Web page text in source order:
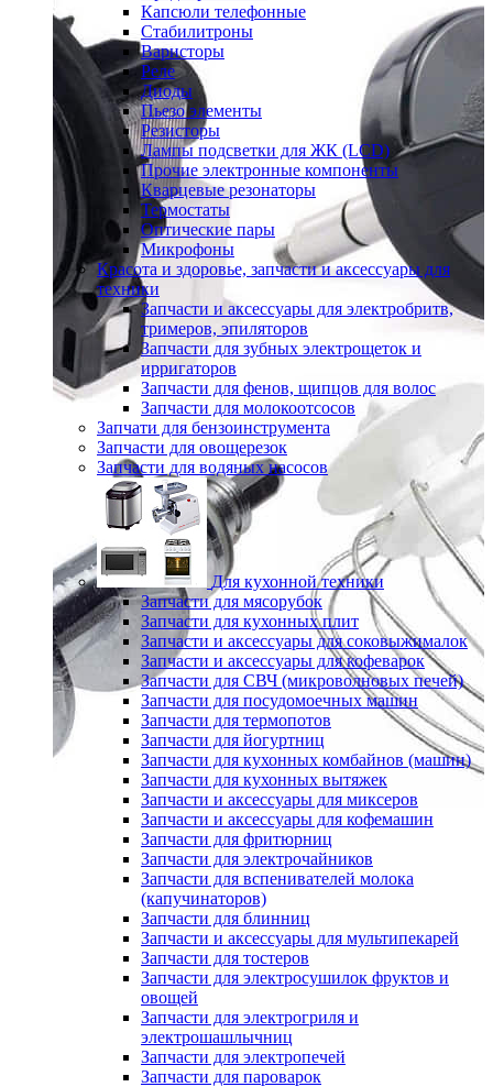
Капсюли телефонные
Стабилитроны
Варисторы
Реле
Диоды
Пьезо элементы
Резисторы
Лампы подсветки для ЖК (LCD)
Прочие электронные компоненты
Кварцевые резонаторы
Термостаты
Оптические пары
Микрофоны
Красота и здоровье, запчасти и аксессуары для
техники
Запчасти и аксессуары для электробритв,
тримеров, эпиляторов
Запчасти для зубных электрощеток и
ирригаторов
Запчасти для фенов, щипцов для волос
Запчасти для молокоотсосов
Запчати для бензоинструмента
Запчасти для овощерезок
Запчасти для водяных насосов
Для кухонной техники
Запчасти для мясорубок
Запчасти для кухонных плит
Запчасти и аксессуары для соковыжималок
Запчасти и аксессуары для кофеварок
Запчасти для СВЧ (микроволновых печей)
Запчасти для посудомоечных машин
Запчасти для термопотов
Запчасти для йогуртниц
Запчасти для кухонных комбайнов (машин)
Запчасти для кухонных вытяжек
Запчасти и аксессуары для миксеров
Запчасти и аксессуары для кофемашин
Запчасти для фритюрниц
Запчасти для электрочайников
Запчасти для вспенивателей молока
(капучинаторов)
Запчасти для блинниц
Запчасти и аксессуары для мультипекарей
Запчасти для тостеров
Запчасти для электросушилок фруктов и
овощей
Запчасти для электрогриля и
электрошашлычниц
Запчасти для электропечей
Запчасти для пароварок